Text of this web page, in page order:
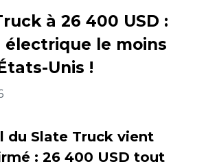
à 26 400 USD :
électrique le moins
Unis !
du Slate Truck vient
: 26 400 USD tout